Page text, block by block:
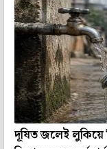
দূষিত জলেই লুকিয়ে